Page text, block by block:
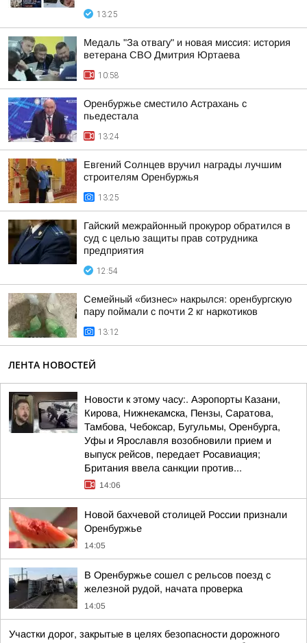
13:25
Медаль "За отвагу" и новая миссия: история
ветерана СВО Дмитрия Юртаева
10:58
Оренбуржье сместило Астрахань с
пьедестала
13:24
Евгений Солнцев вручил награды лучшим
строителям Оренбуржья
13:25
Гайский межрайонный прокурор обратился в
суд с целью защиты прав сотрудника
предприятия
12:54
Семейный «бизнес» накрылся: оренбургскую
пару поймали с почти 2 кг наркотиков
13:12
ЛЕНТА НОВОСТЕЙ
Новости к этому часу:. Аэропорты Казани,
Кирова, Нижнекамска, Пензы, Саратова,
Тамбова, Чебоксар, Бугульмы, Оренбурга,
Уфы и Ярославля возобновили прием и
выпуск рейсов, передает Росавиация;
Британия ввела санкции против...
14:06
Новой бахчевой столицей России признали
Оренбуржье
14:05
В Оренбуржье сошел с рельсов поезд с
железной рудой, начата проверка
14:05
Участки дорог, закрытые в целях безопасности дорожного